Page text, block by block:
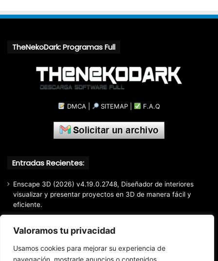
Valoramos tu privacidad
Usamos cookies para mejorar su experiencia de
navegación, mostrarle anuncios o contenidos
TheNekoDark: Programas Full
DMCA SITEMAP F.A.Q
Entradas Recientes:
Enscape 3D (2026) v4.19.0.2748, Diseñador de interiores
visualizar y presentar proyectos en 3D de manera fácil y
eficiente.
EaseUS Partition Master Professional All Edition (2026)
v20.5.0 Build 202608010610, Crear y modificar particiones
fácil y rápido